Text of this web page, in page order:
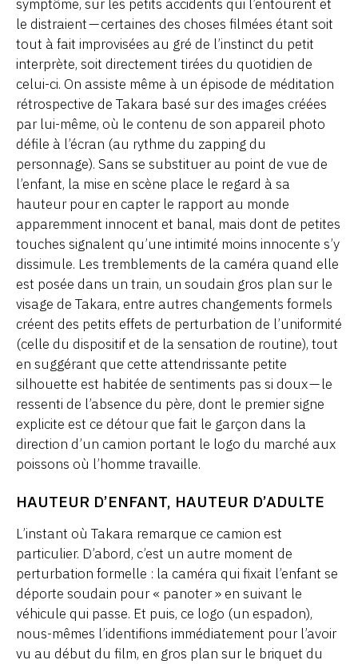
symptôme, sur les petits accidents qui l’entourent et
le distraient — certaines des choses filmées étant soit
tout à fait improvisées au gré de l’instinct du petit
interprète, soit directement tirées du quotidien de
celui-ci. On assiste même à un épisode de méditation
rétrospective de Takara basé sur des images créées
par lui-même, où le contenu de son appareil photo
défile à l’écran (au rythme du zapping du
personnage). Sans se substituer au point de vue de
l’enfant, la mise en scène place le regard à sa
hauteur pour en capter le rapport au monde
apparemment innocent et banal, mais dont de petites
touches signalent qu’une intimité moins innocente s’y
dissimule. Les tremblements de la caméra quand elle
est posée dans un train, un soudain gros plan sur le
visage de Takara, entre autres changements formels
créent des petits effets de perturbation de l’uniformité
(celle du dispositif et de la sensation de routine), tout
en suggérant que cette attendrissante petite
silhouette est habitée de sentiments pas si doux — le
ressenti de l’absence du père, dont le premier signe
explicite est ce détour que fait le garçon dans la
direction d’un camion portant le logo du marché aux
poissons où l’homme travaille.
HAUTEUR D’ENFANT, HAUTEUR D’ADULTE
L’instant où Takara remarque ce camion est
particulier. D’abord, c’est un autre moment de
perturbation formelle : la caméra qui fixait l’enfant se
déporte soudain pour « panoter » en suivant le
véhicule qui passe. Et puis, ce logo (un espadon),
nous-mêmes l’identifions immédiatement pour l’avoir
vu au début du film, en gros plan sur le briquet du